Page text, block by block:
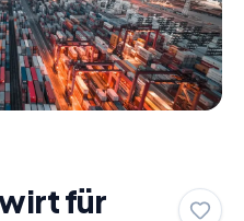
für